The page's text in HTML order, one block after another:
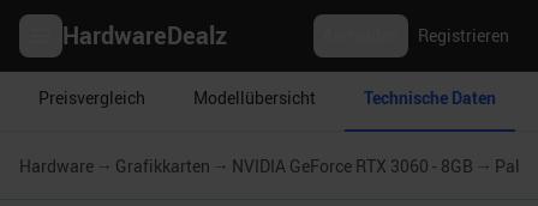
HardwareDealz Registrieren
Preisvergleich Modellübersicht Technische Daten
Hardware Grafikkarten NVIDIA GeForce RTX 3060 - 8GB Palit